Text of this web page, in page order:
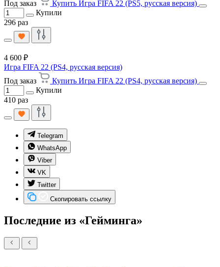
Под заказ
Купить Игра FIFA 22 (PS5, русская версия)
Купили
296 раз
4 600 ₽
Игра FIFA 22 (PS4, русская версия)
Под заказ
Купить Игра FIFA 22 (PS4, русская версия)
Купили
410 раз
Telegram
WhatsApp
Viber
VK
Twitter
Скопировать ссылку
Последние из «Гейминга»